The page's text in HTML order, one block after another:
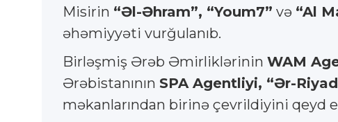
Misirin “Əl-Əhram”, “Youm7” və “Al
əhəmiyyəti vurğulanıb.
Birləşmiş Ərəb Əmirliklərinin WAM
Ərəbistanının SPA Agentliyi, “Ər-
məkanlarından birinə çevrildiyini qeyd